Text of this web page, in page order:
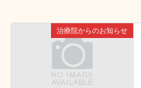
治療院からのお知らせ